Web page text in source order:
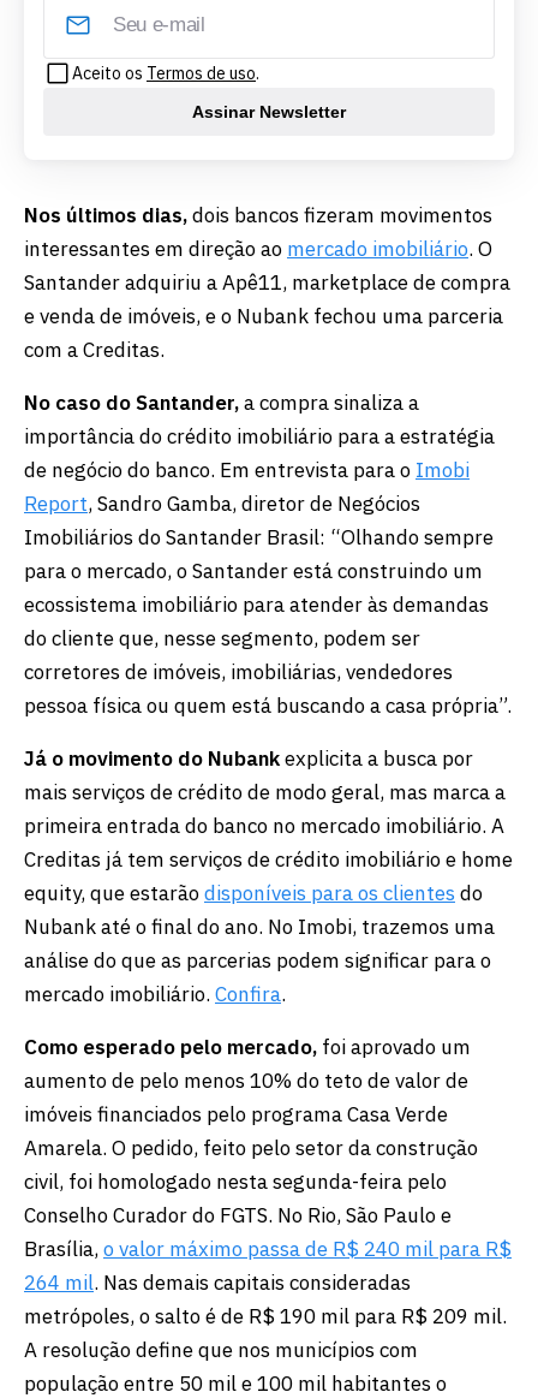
Aceito os Termos de uso.
Assinar Newsletter
Nos últimos dias,dois bancos fizeram movimentos
interessantes em direção ao mercado imobiliário. O
Santander adquiriu a Apê11, marketplace de compra
e venda de imóveis, e o Nubank fechou uma parceria
com a Creditas.
No caso do Santander,a compra sinaliza a
importância do crédito imobiliário para a estratégia
de negócio do banco. Em entrevista para o Imobi
Report, Sandro Gamba, diretor de Negócios
Imobiliários do Santander Brasil: “Olhando sempre
para o mercado, o Santander está construindo um
ecossistema imobiliário para atender às demandas
do cliente que, nesse segmento, podem ser
corretores de imóveis, imobiliárias, vendedores
pessoa física ou quem está buscando a casa própria”.
Já o movimento do Nubankexplicita a busca por
mais serviços de crédito de modo geral, mas marca a
primeira entrada do banco no mercado imobiliário. A
Creditas já tem serviços de crédito imobiliário e home
equity, que estarãodisponíveis para os clientes do
Nubank até o final do ano. No Imobi, trazemos uma
análise do que as parcerias podem significar para o
mercado imobiliário. Confira.
Como esperado pelo mercado, foi aprovado um
aumento de pelo menos 10% do teto de valor de
imóveis financiados pelo programa Casa Verde
Amarela. O pedido, feito pelo setor da construção
civil, foi homologado nesta segunda-feira pelo
Conselho Curador do FGTS. No Rio, São Paulo e
Brasília,o valor máximo passa de R$ 240 mil para R$
264 mil. Nas demais capitais consideradas
metrópoles, o salto é de R$ 190 mil para R$ 209 mil.
A resolução define que nos municípios com
população entre 50 mil e 100 mil habitantes o